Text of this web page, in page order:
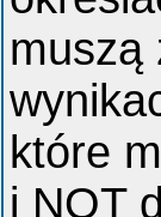
muszą
które
i NOT